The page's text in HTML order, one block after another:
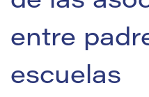
entre
escuelas